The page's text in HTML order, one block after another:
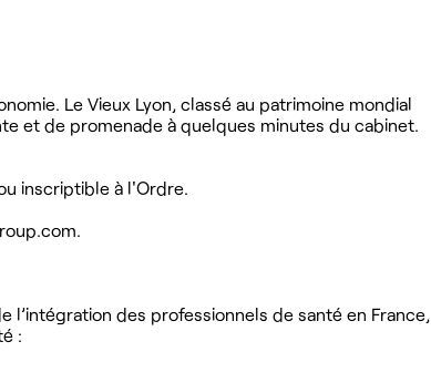
Le Vieux Lyon, classé au patrimoine mondial
et de promenade à quelques minutes du cabinet.
inscriptible à l'Ordre.
.
l’intégration des professionnels de santé en France,
: